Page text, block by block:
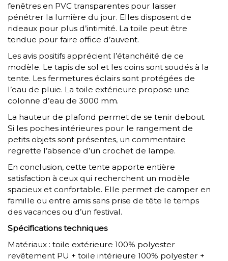
fenêtres en PVC transparentes pour laisser
pénétrer la lumière du jour. Elles disposent de
rideaux pour plus d’intimité. La toile peut être
tendue pour faire office d’auvent.
Les avis positifs apprécient l’étanchéité de ce
modèle. Le tapis de sol et les coins sont soudés à la
tente. Les fermetures éclairs sont protégées de
l’eau de pluie. La toile extérieure propose une
colonne d’eau de 3000 mm.
La hauteur de plafond permet de se tenir debout.
Si les poches intérieures pour le rangement de
petits objets sont présentes, un commentaire
regrette l’absence d’un crochet de lampe.
En conclusion, cette tente apporte entière
satisfaction à ceux qui recherchent un modèle
spacieux et confortable. Elle permet de camper en
famille ou entre amis sans prise de tête le temps
des vacances ou d’un festival.
Spécifications techniques
Matériaux : toile extérieure 100% polyester
revêtement PU + toile intérieure 100% polyester +